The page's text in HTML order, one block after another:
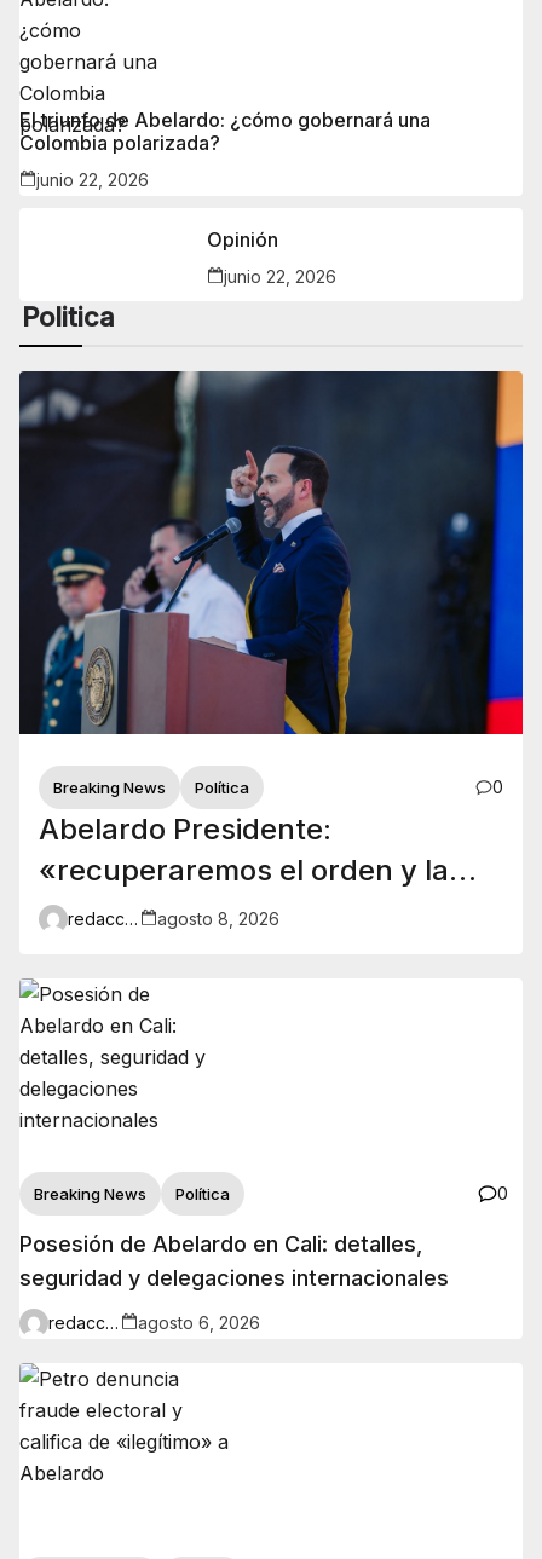
El triunfo de Abelardo: ¿cómo gobernará una
Colombia polarizada?
junio 22, 2026
Opinión
junio 22, 2026
Politica
Breaking News Política 0
Abelardo Presidente:
«recuperaremos el orden y la
autoridad»
redaccion agosto 8, 2026
Breaking News Política 0
Posesión de Abelardo en Cali: detalles,
seguridad y delegaciones internacionales
redaccion agosto 6, 2026